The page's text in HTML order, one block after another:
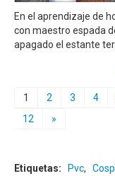
En el aprendizaje de
con maestro espada
apagado el estante
1 2 3 4
12
»
Etiquetas: Pvc,